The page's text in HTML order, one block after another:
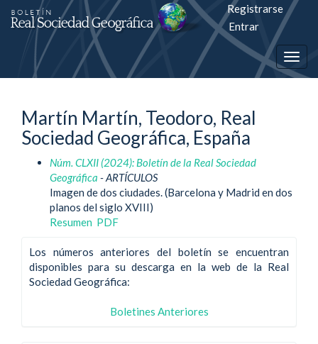
Salto
rápiso
a
página
de
contenido
Navegación
principal
principal
Barra
lateral
Registrarse
Entrar
Martín Martín, Teodoro, Real
Sociedad Geográfica, España
Núm. CLXII (2024): Boletín de la Real Sociedad
Geográfica - ARTÍCULOS
Imagen de dos ciudades. (Barcelona y Madrid en dos
planos del siglo XVIII)
Resumen PDF
Los números anteriores del boletín se encuentran
disponibles para su descarga en la web de la Real
Sociedad Geográfica:
Boletines Anteriores